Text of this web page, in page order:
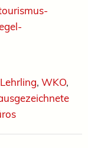
Lehrling, WKO,